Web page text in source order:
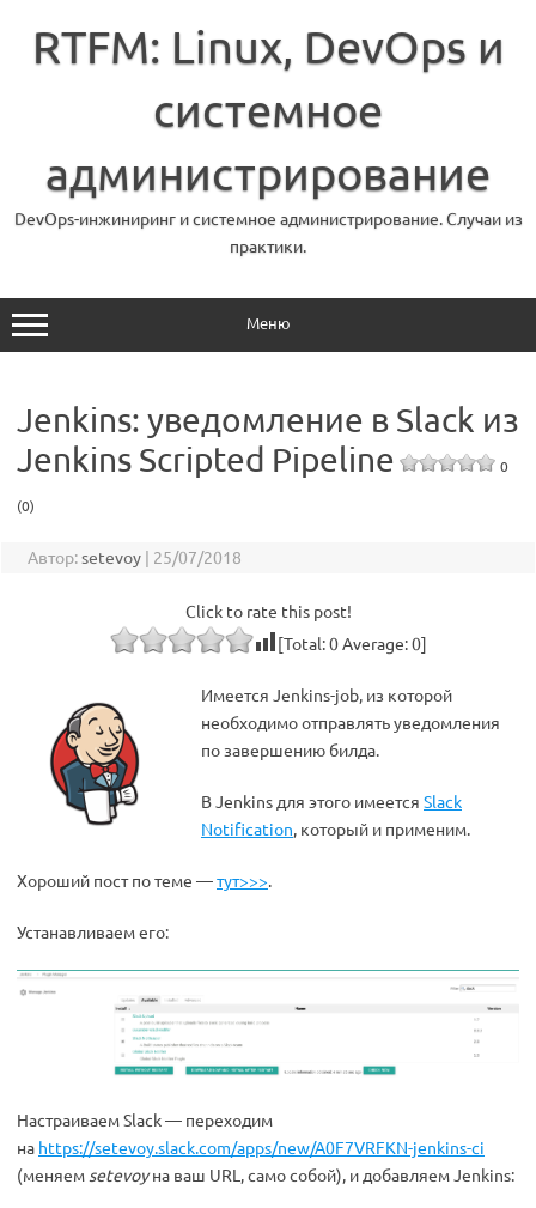
содержимому
RTFM: Linux, DevOps и
системное
администрирование
DevOps-инжиниринг и системное администрирование. Случаи из
практики.
Меню
Jenkins: уведомление в Slack из
Jenkins Scripted Pipeline
0
(0)
Автор:setevoy | 25/07/2018
Click to rate this post!
[Total:0Average:0]
Имеется Jenkins-job, из которой
необходимо отправлять уведомления
по завершению билда.
В Jenkins для этого имеется Slack
Notification, который и применим.
Хороший пост по теме —тут>>>.
Устанавливаем его:
Настраиваем Slack — переходим
на https://setevoy.slack.com/apps/new/A0F7VRFKN-jenkins-ci
(меняем setevoyна ваш URL, само собой), и добавляем Jenkins: